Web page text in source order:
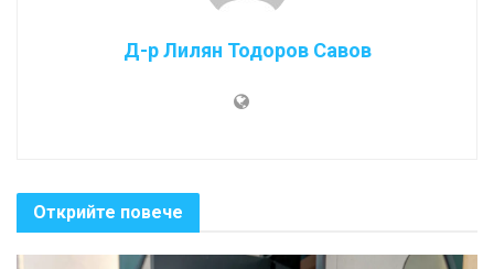
Д-р Лилян Тодоров Савов
Открийте повече